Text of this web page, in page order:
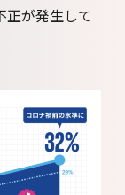
正が発生して